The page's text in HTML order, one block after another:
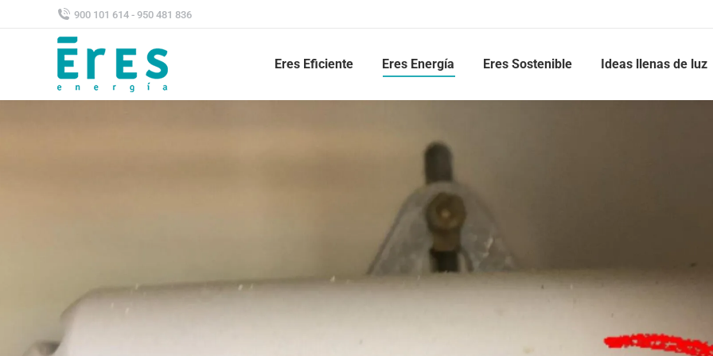
900 101 614 - 950 481 836
Eres Eficiente Eres Energía Eres Sostenible Ideas llenas de luz